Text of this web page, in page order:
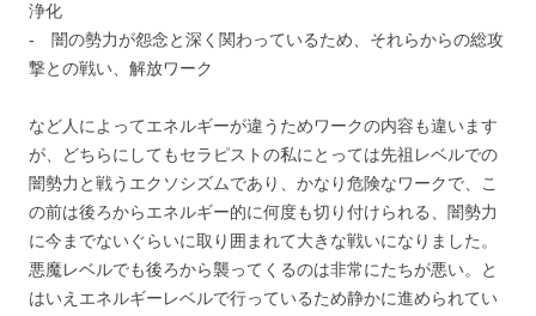
浄化
‐ 闇の勢力が怨念と深く関わっているため、それらからの総攻
撃との戦い、解放ワーク
など人によってエネルギーが違うためワークの内容も違います
が、どちらにしてもセラピストの私にとっては先祖レベルでの
闇勢力と戦うエクソシズムであり、かなり危険なワークで、こ
の前は後ろからエネルギー的に何度も切り付けられる、闇勢力
に今までないぐらいに取り囲まれて大きな戦いになりました。
悪魔レベルでも後ろから襲ってくるのは非常にたちが悪い。と
はいえエネルギーレベルで行っているため静かに進められてい